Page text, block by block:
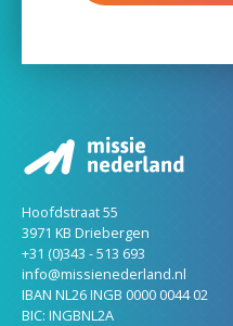
Hoofdstraat 55
3971 KB Driebergen
+31 (0)343 - 513 693
info@missienederland.nl
IBAN NL26 INGB 0000 0044 02
BIC: INGBNL2A